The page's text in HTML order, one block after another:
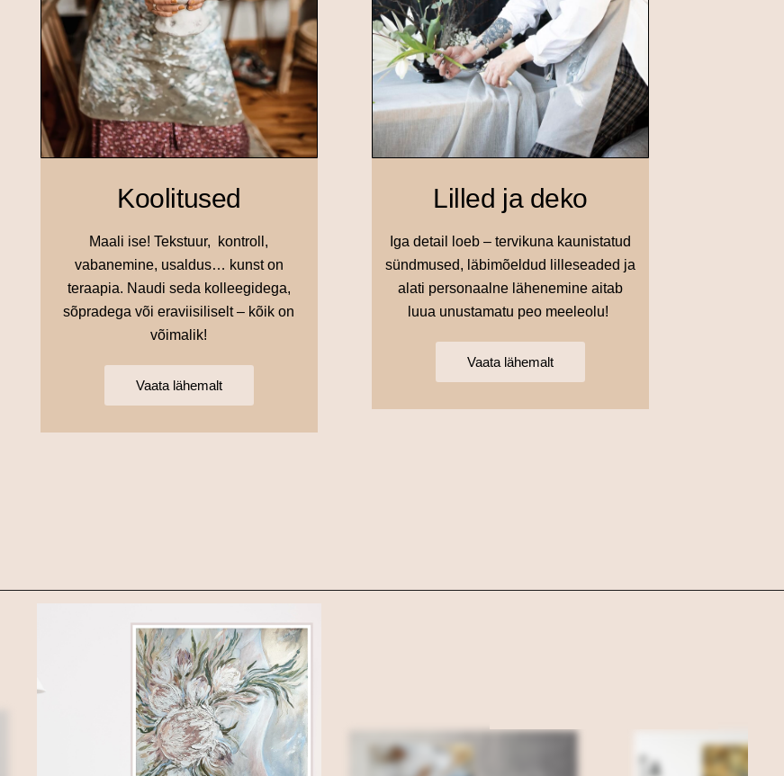
Koolitused
Maali ise! Tekstuur, kontroll,
vabanemine, usaldus… kunst on
teraapia. Naudi seda kolleegidega,
sõpradega või eraviisiliselt – kõik on
võimalik!
Vaata lähemalt
Lilled ja deko
Iga detail loeb – tervikuna kaunistatud
sündmused, läbimõeldud lilleseaded ja
alati personaalne lähenemine aitab
luua unustamatu peo meeleolu!
Vaata lähemalt